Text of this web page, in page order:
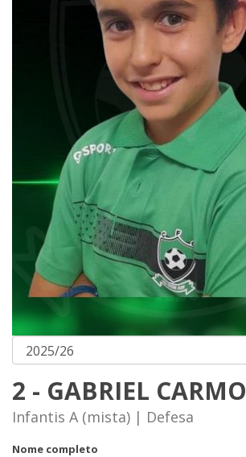
2 - GABRIEL CARMO
Infantis A (mista) | Defesa
Nome completo